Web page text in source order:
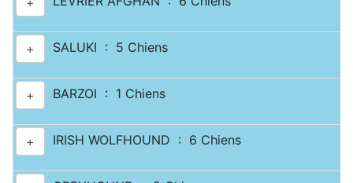
+ SALUKI : 5 Chiens
+ BARZOI : 1 Chiens
+ IRISH WOLFHOUND : 6 Chiens